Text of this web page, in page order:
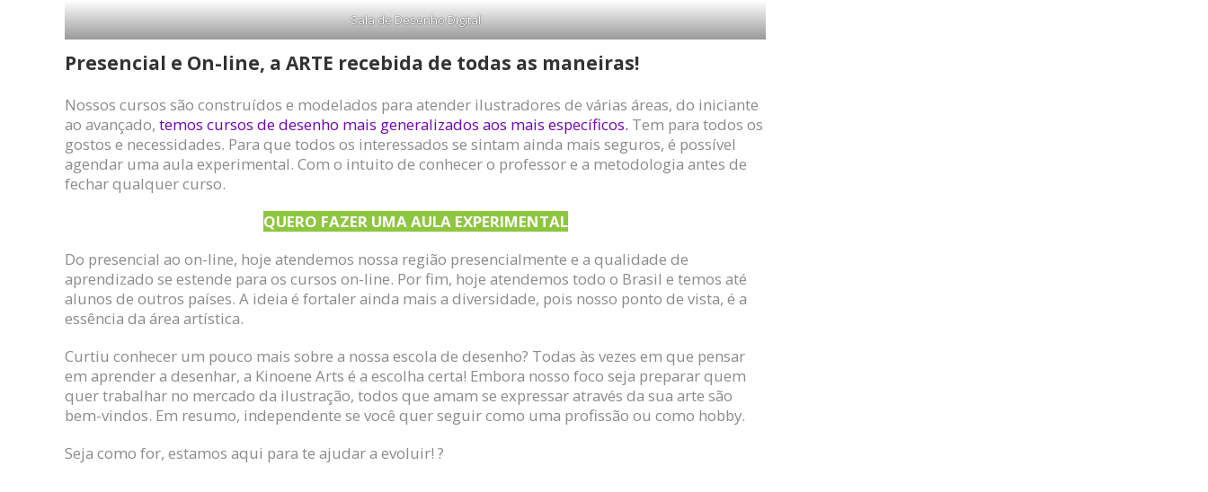
Sala de Desenho Digital
Presencial e On-line, a ARTE recebida de todas as maneiras!
Nossos cursos são construídos e modelados para atender ilustradores de várias áreas, do iniciante
ao avançado, temos cursos de desenho mais generalizados aos mais específicos. Tem para todos os
gostos e necessidades. Para que todos os interessados se sintam ainda mais seguros, é possível
agendar uma aula experimental. Com o intuito de conhecer o professor e a metodologia antes de
fechar qualquer curso.
QUERO FAZER UMA AULA EXPERIMENTAL
Do presencial ao on-line, hoje atendemos nossa região presencialmente e a qualidade de
aprendizado se estende para os cursos on-line. Por fim, hoje atendemos todo o Brasil e temos até
alunos de outros países. A ideia é fortaler ainda mais a diversidade, pois nosso ponto de vista, é a
essência da área artística.
Curtiu conhecer um pouco mais sobre a nossa escola de desenho? Todas às vezes em que pensar
em aprender a desenhar, a Kinoene Arts é a escolha certa! Embora nosso foco seja preparar quem
quer trabalhar no mercado da ilustração, todos que amam se expressar através da sua arte são
bem-vindos. Em resumo, independente se você quer seguir como uma profissão ou como hobby.
Seja como for, estamos aqui para te ajudar a evoluir! ?